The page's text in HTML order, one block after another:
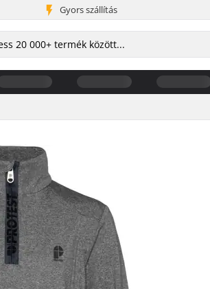
Gyors szállítás